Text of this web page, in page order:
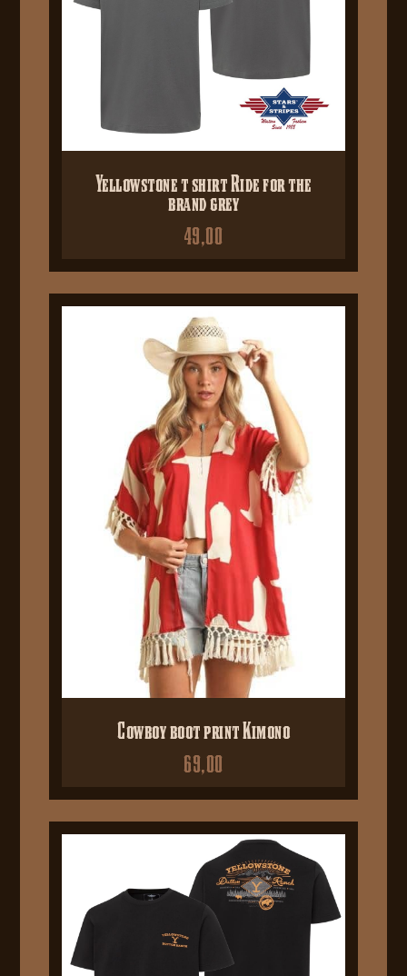
Yellowstone t shirt Ride for the
brand grey
49,00
Cowboy boot print Kimono
69,00